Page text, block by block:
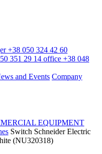
+38 050 324 42 60
351 29 14 office +38 048
and Events Company
EQUIPMENT
Switch Schneider Electric
(NU320318)